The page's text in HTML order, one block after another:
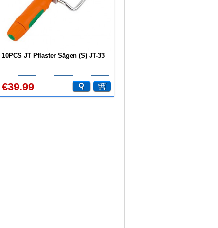
10PCS JT Pflaster Sägen (S) JT-33
€39.99